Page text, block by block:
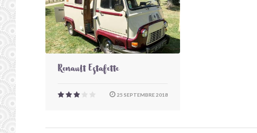
Renault Estafette
25 SEPTEMBRE 2018